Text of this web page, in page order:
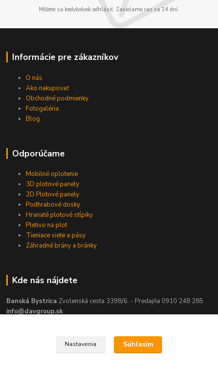
Môžete sa kedykoľvek odhlásiť. Zasielame raz za 14 dní.
Informácie pre zákazníkov
O nás
Ako nakupovať
Obchodné podmienky
Fotogaléria
Blog
Odporúčame
Mobilné oplotenie
3D plotové panely
2D Plotové panely
Podhrabové dosky
Hranaté plotové stĺpiky
Pletivo na plot
Tieniace siete a pásy
Záhradné brány a bránky
Kde nás nájdete
Banská Bystrica Zvolenská cesta 3398/6. - Predajňa 0910 248 285
info@davgroup.sk
Nastavenia Súhlasím